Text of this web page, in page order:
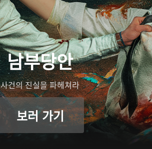
남부당안
사건의 진실을 파헤쳐라
보러 가기